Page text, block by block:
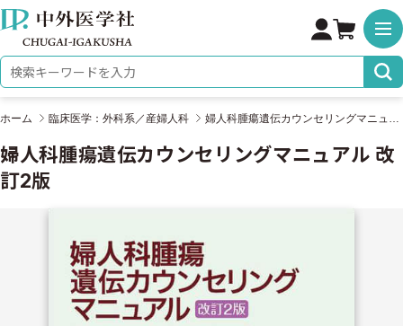
株式会社 中外医学社
検索キーワード
ホーム 臨床医学：外科系／産婦人科
婦人科腫瘍遺伝カウンセリングマニュアル 改
訂2版